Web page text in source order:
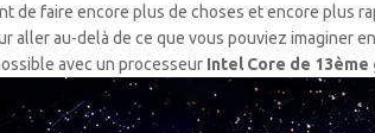
de faire encore plus de choses et encore plus
aller au-delà de ce que vous pouviez imaginer
avec un processeur Intel Core de